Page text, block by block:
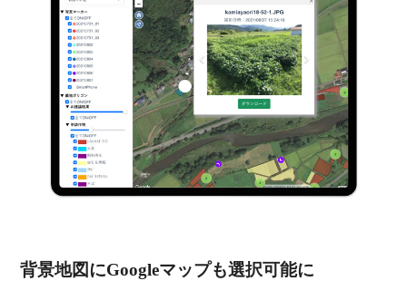
背景地図にGoogleマップも選択可能に